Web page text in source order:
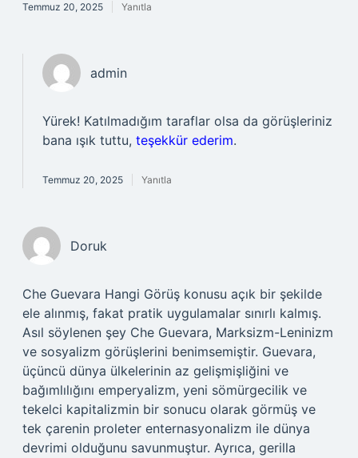
Temmuz 20, 2025 Yanıtla
admin
Yürek! Katılmadığım taraflar olsa da görüşleriniz
bana ışık tuttu, teşekkür ederim.
Temmuz 20, 2025 Yanıtla
Doruk
Che Guevara Hangi Görüş konusu açık bir şekilde
ele alınmış, fakat pratik uygulamalar sınırlı kalmış.
Asıl söylenen şey Che Guevara, Marksizm-Leninizm
ve sosyalizm görüşlerini benimsemiştir. Guevara,
üçüncü dünya ülkelerinin az gelişmişliğini ve
bağımlılığını emperyalizm, yeni sömürgecilik ve
tekelci kapitalizmin bir sonucu olarak görmüş ve
tek çarenin proleter enternasyonalizm ile dünya
devrimi olduğunu savunmuştur. Ayrıca, gerilla